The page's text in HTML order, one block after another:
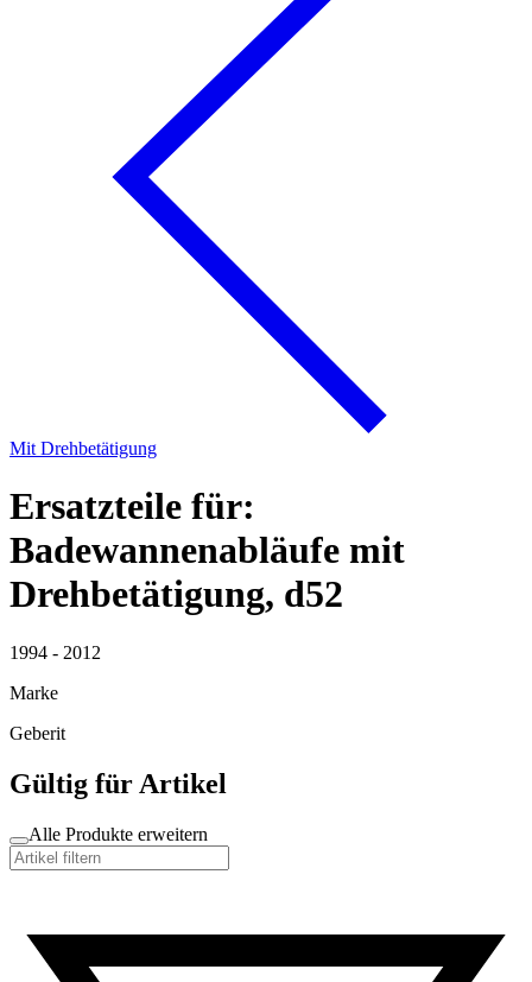
Mit Drehbetätigung
Ersatzteile für:
Badewannenabläufe mit
Drehbetätigung, d52
1994 - 2012
Marke
Geberit
Gültig für Artikel
Alle Produkte erweitern